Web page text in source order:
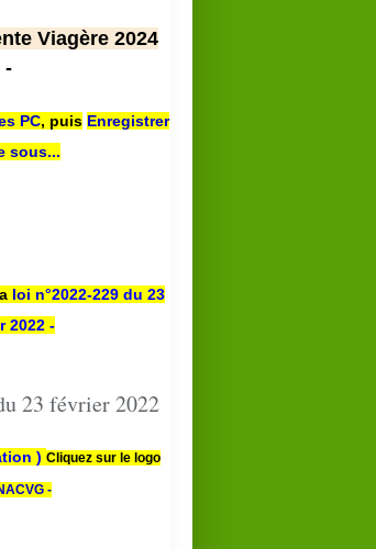
Viagère 2024
-
PC, puis Enregistrer
sous...
loi n°2022-229 du 23
2022 -
23 février 2022
) Cliquez sur le logo
-